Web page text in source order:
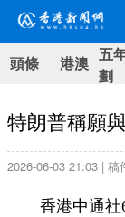
頭條 港澳 五
劃
特朗普稱願
2026-06-03 21:03 |
香港中通社6